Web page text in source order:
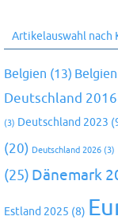
Artikelauswahl nach
Belgien (13)
Deutschland 2016
(3) Deutschland 2023
(20) Deutschland 2026 (3)
(25) Dänemark
Estland 2025 (8)